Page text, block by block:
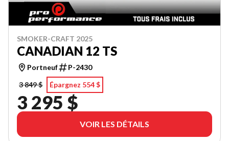
SMOKER-CRAFT 2025
CANADIAN 12 TS
Portneuf
P-2430
3 849 $
Épargnez 554 $
3 295 $
VOIR LES DÉTAILS